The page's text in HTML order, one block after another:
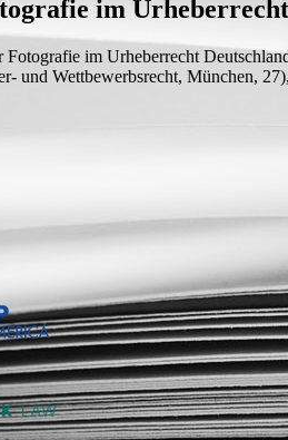
im
Fotografie im Urheberrecht
und Wettbewerbsrecht, München,